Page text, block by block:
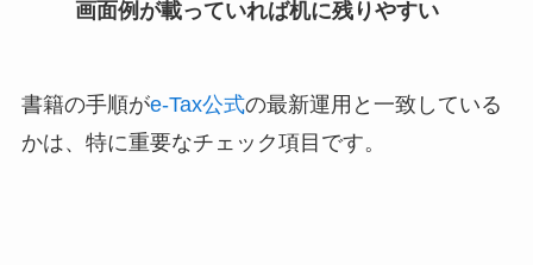
画面例が載っていれば机に残りやすい
書籍の手順がe-Tax公式の最新運用と一致している
かは、特に重要なチェック項目です。